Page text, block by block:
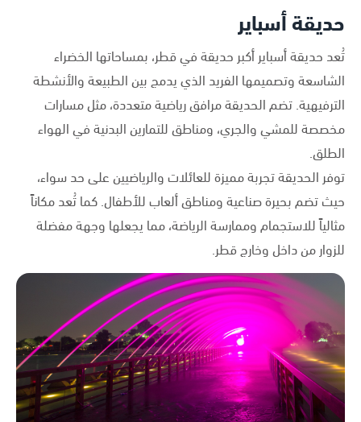
حديقة أسباير
تُعد حديقة أسباير أكبر حديقة في قطر، بمساحاتها الخضراء
الشاسعة وتصميمها الفريد الذي يدمج بين الطبيعة والأنشطة
الترفيهية. تضم الحديقة مرافق رياضية متعددة، مثل مسارات
مخصصة للمشي والجري، ومناطق للتمارين البدنية في الهواء
الطلق.
توفر الحديقة تجربة مميزة للعائلات والرياضيين على حد سواء،
حيث تضم بحيرة صناعية ومناطق ألعاب للأطفال. كما تُعد مكاناً
مثالياً للاستجمام وممارسة الرياضة، مما يجعلها وجهة مفضلة
للزوار من داخل وخارج قطر.